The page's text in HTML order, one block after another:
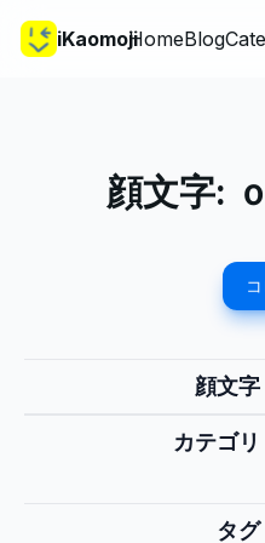
iKaomojiHomeBlog
顔文字:
顔文字
カテゴリ
タグ